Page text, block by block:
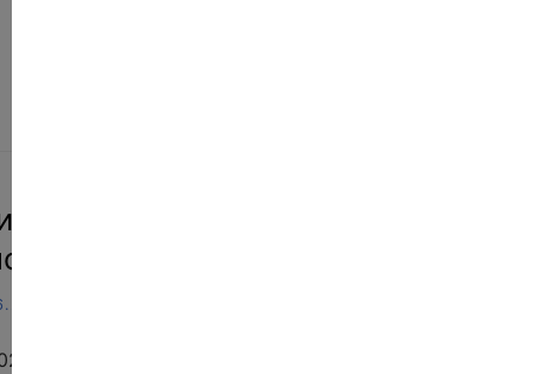
«Прогноз и предупреждение
при ведении горных работ»
года в г. Апатиты (Мурманская область) прошла X-ая